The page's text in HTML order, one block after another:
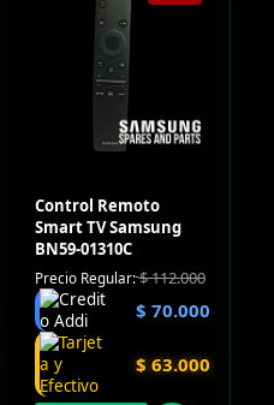
Control Remoto
Smart TV Samsung
BN59-01310C
Precio Regular:$112.000
$ 70.000
$ 63.000